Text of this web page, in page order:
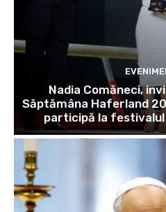
Nadia Comăneci,
Săptămâna Haferland
participă la festivalul